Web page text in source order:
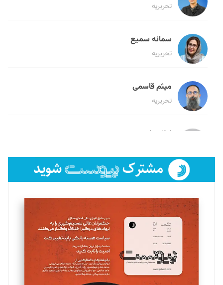
تحریریه
سمانه سمیع
تحریریه
میثم قاسمی
تحریریه
لیلا حنارود
فائزه فتحی رستمی
تحریریه
سروش کرمیان
تحریریه
مینا پاکدل